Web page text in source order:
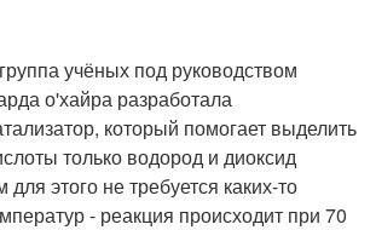
учёных под руководством
о'хайра разработала
который помогает выделить
только водород и диоксид
этого не требуется каких-то
- реакция происходит при 70